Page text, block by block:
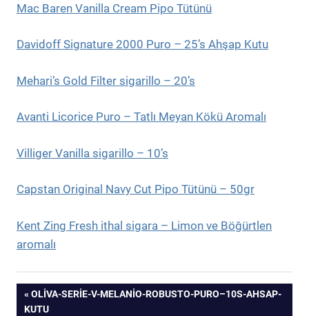
Mac Baren Vanilla Cream Pipo Tütünü
Davidoff Signature 2000 Puro – 25’s Ahşap Kutu
Mehari’s Gold Filter sigarillo – 20’s
Avanti Licorice Puro – Tatlı Meyan Kökü Aromalı
Villiger Vanilla sigarillo – 10’s
Capstan Original Navy Cut Pipo Tütünü – 50gr
Kent Zing Fresh ithal sigara – Limon ve Böğürtlen
aromalı
Yazı
PREVIOUS
POST:
OLIVA-SERIE-V-MELANIO-ROBUSTO-PURO–10S-AHSAP-
KUTU